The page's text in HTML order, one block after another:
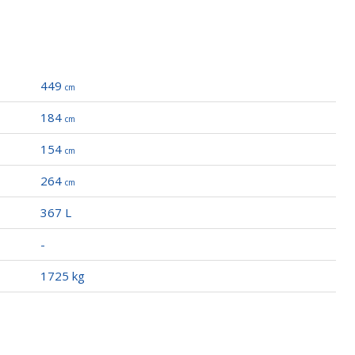
449cm
184cm
154cm
264cm
367 L
-
1725 kg
Post.